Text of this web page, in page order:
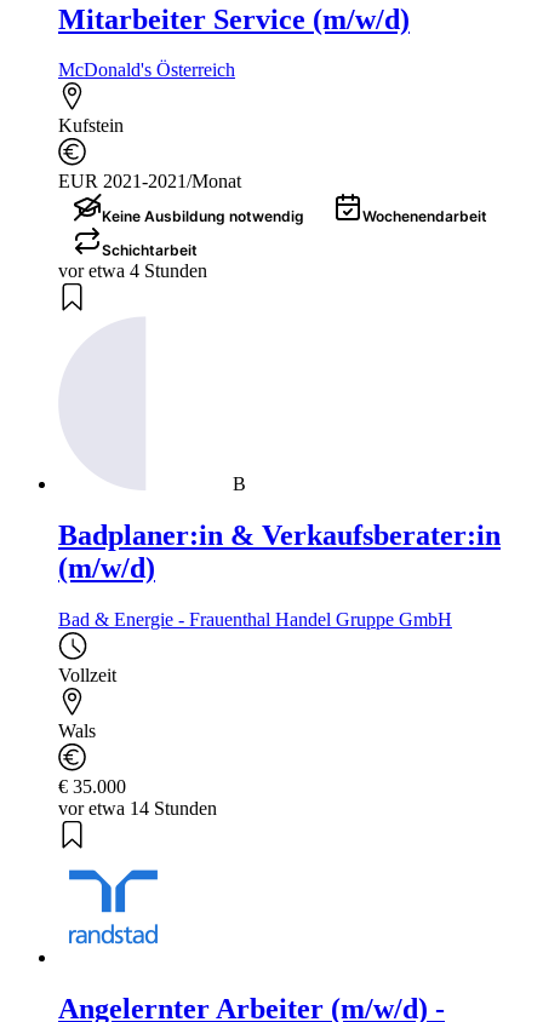
Mitarbeiter Service (m/w/d)
McDonald's Österreich
Kufstein
EUR 2021-2021/Monat
Keine Ausbildung notwendig
Wochenendarbeit
Schichtarbeit
vor etwa 4 Stunden
B
Badplaner:in & Verkaufsberater:in
(m/w/d)
Bad & Energie - Frauenthal Handel Gruppe GmbH
Vollzeit
Wals
€ 35.000
vor etwa 14 Stunden
Angelernter Arbeiter (m/w/d) -